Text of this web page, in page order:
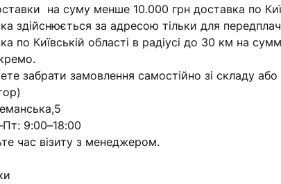
на суму менше 10.000 грн доставка по
здійснюється за адресою тільки для
по Київській області в радіусі до 30 км на
забрати замовлення самостійно зі складу або
9:00–18:00
час візиту з менеджером.